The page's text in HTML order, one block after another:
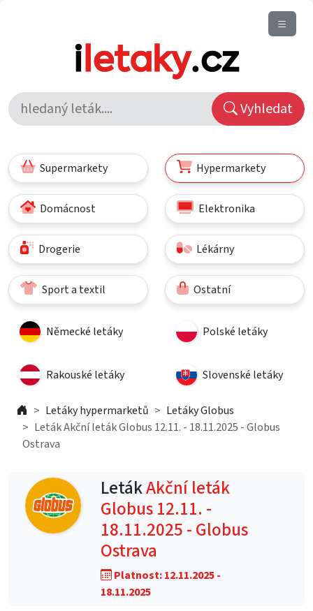
Vyhledat
Supermarkety Hypermarkety
Domácnost Elektronika
Drogerie Lékárny
Sport a textil Ostatní
Německé letáky Polské letáky
Rakouské letáky Slovenské letáky
Letáky hypermarketů
Letáky Globus
Leták Akční leták Globus 12.11. - 18.11.2025 - Globus
Ostrava
LetákAkční leták
Globus 12.11. -
18.11.2025 - Globus
Ostrava
Platnost: 12.11.2025 -
18.11.2025